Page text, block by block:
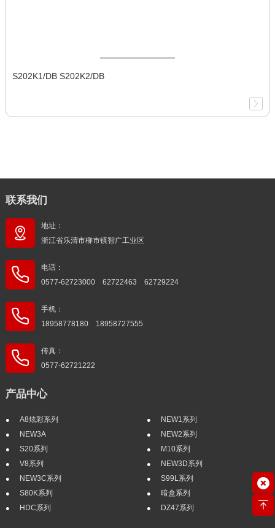
S202K1/DB S202K2/DB
联系我们
地址：
浙江省乐清市柳市镇智广工业区
电话：
0577-62723000 62722463 62729224
手机：
18958778180 18958727555
传真：
0577-62721222
产品中心
A8炫彩系列
NEW1系列
NEW3A
NEW2系列
S20系列
M10系列
V8系列
NEW3D系列
NEW3C系列
S99L系列
S80K系列
暗盒系列
HDC系列
DZ47系列